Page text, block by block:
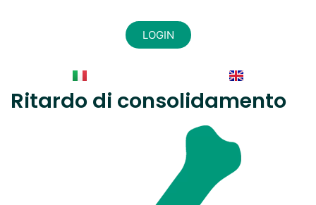
LOGIN
Ritardo di consolidamento